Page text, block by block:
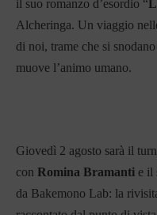
il suo romanzo d’esordio “
Alcheringa. Un viaggio
di noi, trame che si
muove l’animo umano.
Giovedì 2 agosto sarà il
con Romina Bramanti e il
da Bakemono Lab: la